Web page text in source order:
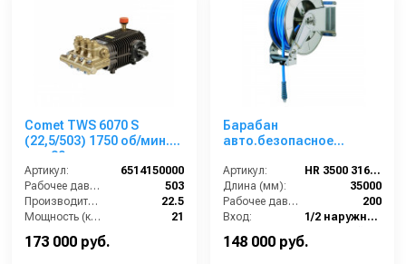
Comet TWS 6070 S
(22,5/503) 1750 об/мин.
вал 30мм
Артикул:
6514150000
Рабочее давление (бар):
503
Производительность (л/мин):
22.5
Мощность (кВт):
21
173 000 руб.
Барабан
авто.безопасное
35м 1/2 (нерж AISI 316.)
1/2ш.1/2ш. 200 бар
Артикул:
HR 3500 316 BK
Длина (мм):
35000
Рабочее давление (бар):
200
Вход:
1/2 наружняя резьба
148 000 руб.